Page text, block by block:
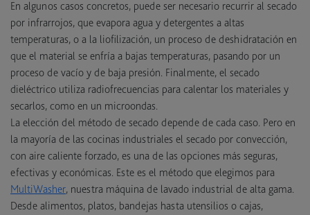
En algunos casos concretos, puede ser necesario recurrir al secado
por infrarrojos, que evapora agua y detergentes a altas
temperaturas, o a la liofilización, un proceso de deshidratación en
que el material se enfría a bajas temperaturas, pasando por un
proceso de vacío y de baja presión. Finalmente, el secado
dieléctrico utiliza radiofrecuencias para calentar los materiales y
secarlos, como en un microondas.
La elección del método de secado depende de cada caso. Pero en
la mayoría de las cocinas industriales el secado por convección,
con aire caliente forzado, es una de las opciones más seguras,
efectivas y económicas. Este es el método que elegimos para
MultiWasher, nuestra máquina de lavado industrial de alta gama.
Desde alimentos, platos, bandejas hasta utensilios o cajas,